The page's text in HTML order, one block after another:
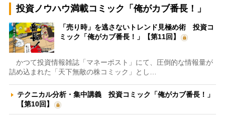
投資ノウハウ満載コミック「俺がカブ番長！」
「売り時」を逃さないトレンド見極め術 投資コ
ミック「俺がカブ番長！」【第11回】
かつて投資情報雑誌「マネーポスト」にて、圧倒的な情報量が
詰め込まれた「天下無敵の株コミック」とし…
テクニカル分析・集中講義 投資コミック「俺がカブ番長！」
【第10回】